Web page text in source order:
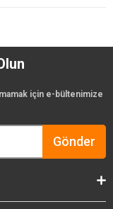
için e-bültenimize
Gönder